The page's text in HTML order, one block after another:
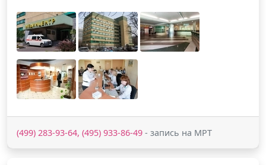
(499) 283-93-64, (495) 933-86-49 - запись на МРТ